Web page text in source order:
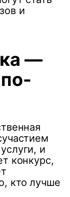
и
—
и
конкурс,
кто лучше